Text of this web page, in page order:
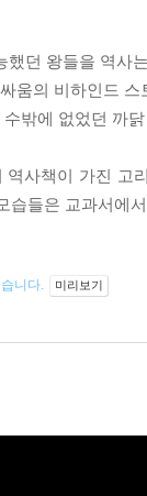
했던 왕들을 역사
움의 비하인드 스
밖에 없었던 까
사책이 가진 고
습들은 교과서에
니다. 미리보기